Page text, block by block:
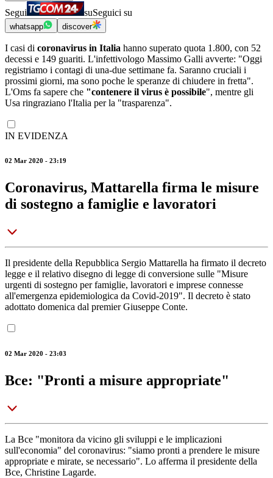
Segui suSeguici su
whatsapp discover
I casi di coronavirus in Italia hanno superato quota 1.800, con 52
decessi e 149 guariti. L'infettivologo Massimo Galli avverte: "Oggi
registriamo i contagi di una-due settimane fa. Saranno cruciali i
prossimi giorni, ma sono poche le speranze di chiudere in fretta".
L'Oms fa sapere che "contenere il virus è possibile", mentre gli
Usa ringraziano l'Italia per la "trasparenza".
IN EVIDENZA
02 Mar 2020 - 23:19
Coronavirus, Mattarella firma le misure
di sostegno a famiglie e lavoratori
Il presidente della Repubblica Sergio Mattarella ha firmato il decreto
legge e il relativo disegno di legge di conversione sulle "Misure
urgenti di sostegno per famiglie, lavoratori e imprese connesse
all'emergenza epidemiologica da Covid-2019". Il decreto è stato
adottato domenica dal premier Giuseppe Conte.
02 Mar 2020 - 23:03
Bce: "Pronti a misure appropriate"
La Bce "monitora da vicino gli sviluppi e le implicazioni
sull'economia" del coronavirus: "siamo pronti a prendere le misure
appropriate e mirate, se necessario". Lo afferma il presidente della
Bce, Christine Lagarde.